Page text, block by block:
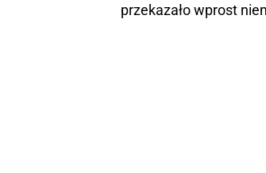
przekazało wprost